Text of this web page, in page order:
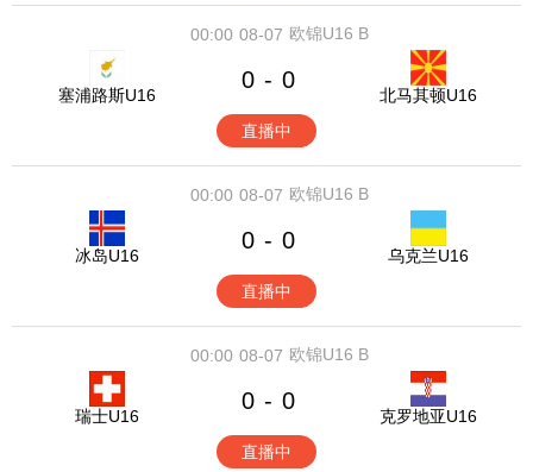
08-07
00:00 欧锦U16 B
塞浦路斯U16
0 - 0
北马其顿U16
直播中
08-07
00:00 欧锦U16 B
冰岛U16
0 - 0
乌克兰U16
直播中
08-07
00:00 欧锦U16 B
瑞士U16
0 - 0
克罗地亚U16
直播中